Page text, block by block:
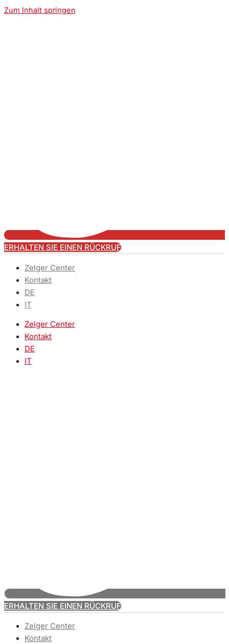
Zum Inhalt springen
ERHALTEN SIE EINEN RÜCKRUF
Zelger Center
Kontakt
DE
IT
Zelger Center
Kontakt
DE
IT
ERHALTEN SIE EINEN RÜCKRUF
Zelger Center
Kontakt